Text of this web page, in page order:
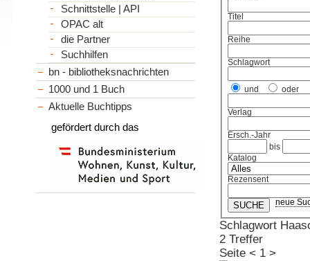
Titel
Reihe
Schlagwort
und oder
Verlag
Ersch.-Jahr
bis
Katalog
Rezensent
neue
Schlagwort
2 Treffer
Seite < 1 >
Schnittstelle | API
OPAC alt
die Partner
Suchhilfen
bn - bibliotheksnachrichten
1000 und 1 Buch
Aktuelle Buchtipps
gefördert durch das